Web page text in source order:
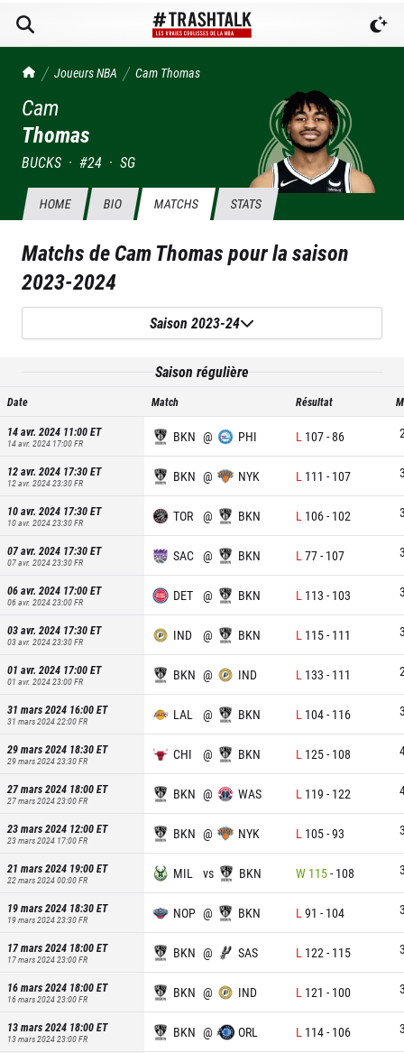
TrashTalk Actu NBA
Joueurs NBA Cam Thomas
Cam
Thomas
BUCKS · #24 · SG
HOME BIO MATCHS STATS
Matchs deCam Thomaspour la saison
2023-2024
Saison 2023-24
Saison régulière
Date Match Résultat
14 avr. 2024 11:00ET
14 avr. 2024 17:00FR BKN @ PHI L 107-86
12 avr. 2024 17:30ET
12 avr. 2024 23:30FR BKN @ NYK L 111 - 107
10 avr. 2024 17:30ET
10 avr. 2024 23:30FR TOR @ BKN L 106- 102
07 avr. 2024 17:30ET
07 avr. 2024 23:30FR SAC @ BKN L 77- 107
06 avr. 2024 17:00ET
06 avr. 2024 23:00FR DET @ BKN L 113 - 103
03 avr. 2024 17:30ET
03 avr. 2024 23:30FR IND @ BKN L 115- 111
01 avr. 2024 17:00ET
01 avr. 2024 23:00FR BKN @ IND L 133 - 111
31 mars 2024 16:00ET
31 mars 2024 22:00FR LAL @ BKN L 104- 116
29 mars 2024 18:30ET
29 mars 2024 23:30FR CHI @ BKN L 125- 108
27 mars 2024 18:00ET
27 mars 2024 23:00FR BKN @ WAS L 119 - 122
23 mars 2024 12:00ET
23 mars 2024 17:00FR BKN @ NYK L 105-93
21 mars 2024 19:00ET
22 mars 2024 00:00FR MIL vs BKN W 115- 108
19 mars 2024 18:30ET
19 mars 2024 23:30FR NOP @ BKN L 91 - 104
17 mars 2024 18:00ET
17 mars 2024 23:00FR BKN @ SAS L 122 - 115
16 mars 2024 18:00ET
16 mars 2024 23:00FR BKN @ IND L 121 - 100
13 mars 2024 18:00ET
13 mars 2024 23:00FR BKN @ ORL L 114- 106